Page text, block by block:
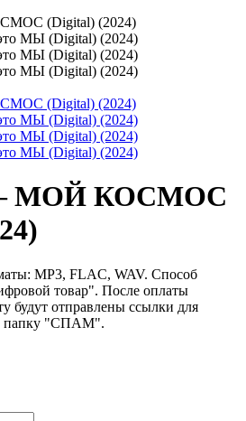
МОЙ КОСМОС
MP3, FLAC, WAV. Способ
товар". После оплаты
будут отправлены ссылки для
папку "СПАМ".